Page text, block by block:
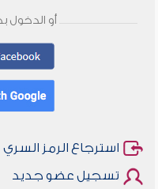
أو الدخول
استرجاع الرمز السري
تسجيل عضو جديد